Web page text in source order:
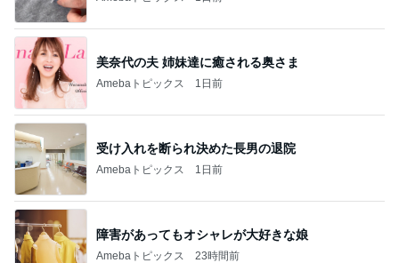
美奈代の夫 姉妹達に癒される奥さま
Amebaトピックス 1日前
受け入れを断られ決めた長男の退院
Amebaトピックス 1日前
障害があってもオシャレが大好きな娘
Amebaトピックス 23時間前